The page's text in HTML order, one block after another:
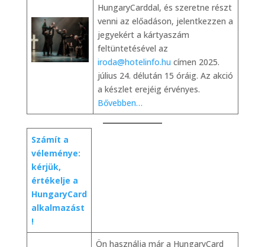
HungaryCarddal, és szeretne részt
venni az előadáson, jelentkezzen a
jegyekért a kártyaszám
feltüntetésével az
iroda@hotelinfo.hu címen 2025.
július 24. délután 15 óráig. Az akció
a készlet erejéig érvényes.
Bővebben…
Számít a
véleménye:
kérjük,
értékelje a
HungaryCard
alkalmazást
!
Ön használja már a HungaryCard